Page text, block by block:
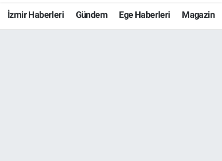
İzmir Haberleri Gündem Ege Haberleri Magazin
Resmi İlanlar